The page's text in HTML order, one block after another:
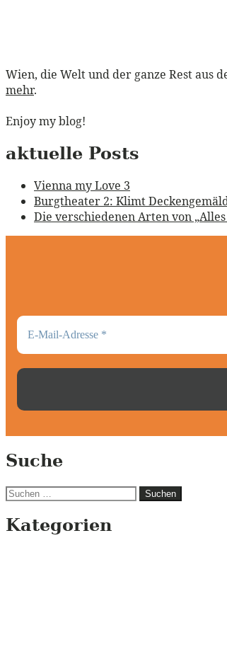
Wien, die Welt und der ganze Rest aus
mehr.
Enjoy my blog!
aktuelle Posts
Vienna my Love 3
Burgtheater 2: Klimt
Die verschiedenen Arten von
Suche
Suchen
Kategorien